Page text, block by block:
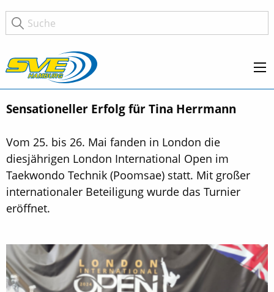
Sensationeller Erfolg für Tina Herrmann
Vom 25. bis 26. Mai fanden in London die
diesjährigen London International Open im
Taekwondo Technik (Poomsae) statt. Mit großer
internationaler Beteiligung wurde das Turnier
eröffnet.